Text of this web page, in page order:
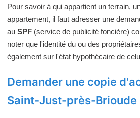
Pour savoir à qui appartient un terrain,
appartement, il faut adresser une
au SPF (service de publicité foncière)
noter que l'identité du ou des
également sur l'état hypothécaire de
Demander une copie
Saint-Just-près-Brioude